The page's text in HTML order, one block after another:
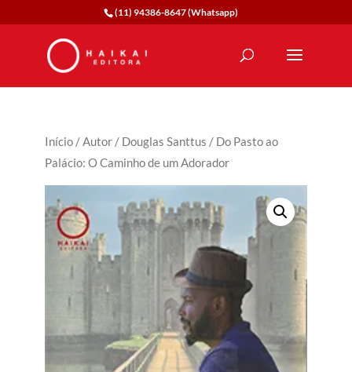
(11) 94386-8647 (Whatsapp)
Início/Autor/ Douglas Santtus / Do Pasto ao
Palácio: O Caminho de um Adorador